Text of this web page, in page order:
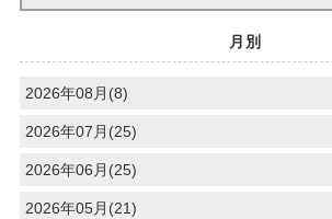
月別
2026年08月(8)
2026年07月(25)
2026年06月(25)
2026年05月(21)